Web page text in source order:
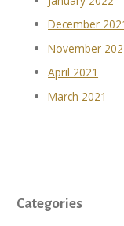
December
November
April 2021
March 2021
Categories